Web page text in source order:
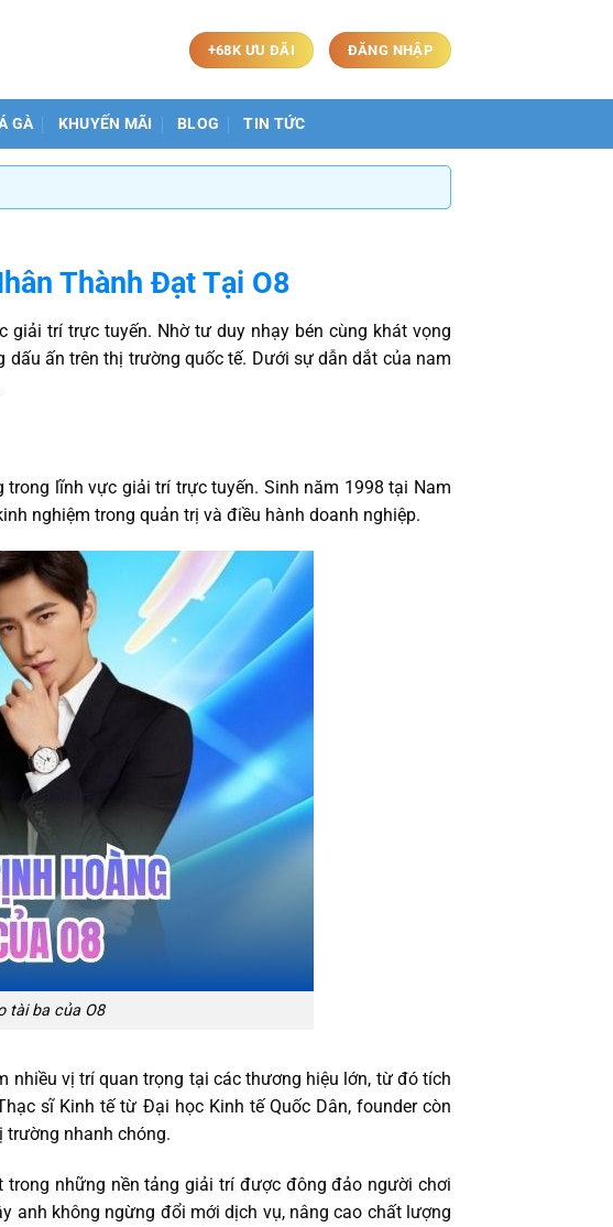
+68K ƯU ĐÃI ĐĂNG NHẬP
GÀ KHUYẾN MÃI BLOG TIN TỨC
Thành Đạt Tại O8
trí trực tuyến. Nhờ tư duy nhạy bén cùng khát vọng
ấn trên thị trường quốc tế. Dưới sự dẫn dắt của nam
lĩnh vực giải trí trực tuyến. Sinh năm 1998 tại Nam
nghiệm trong quản trị và điều hành doanh nghiệp.
tài ba của O8
nhiều vị trí quan trọng tại các thương hiệu lớn, từ đó tích
sĩ Kinh tế từ Đại học Kinh tế Quốc Dân, founder còn
nhanh chóng.
những nền tảng giải trí được đông đảo người chơi
anh không ngừng đổi mới dịch vụ, nâng cao chất lượng